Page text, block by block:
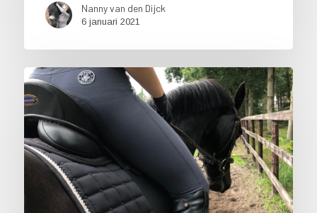
Nanny van den Dijck
6 januari 2021